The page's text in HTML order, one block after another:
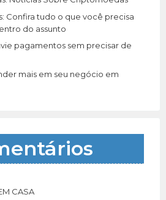
Confira tudo o que você precisa
do assunto
pagamentos sem precisar de
mais em seu negócio em
CASA